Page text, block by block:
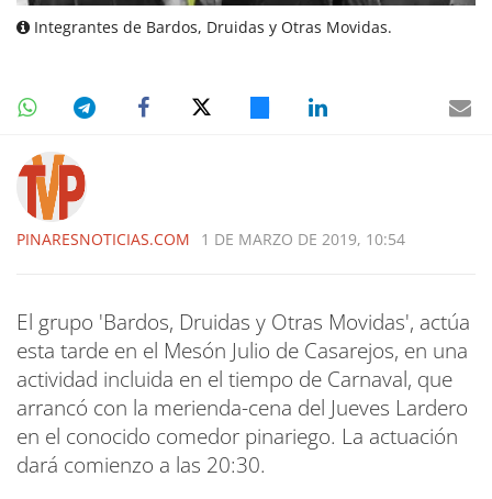
Integrantes de Bardos, Druidas y Otras Movidas.
PINARESNOTICIAS.COM 1 DE MARZO DE 2019, 10:54
El grupo 'Bardos, Druidas y Otras Movidas', actúa
esta tarde en el Mesón Julio de Casarejos, en una
actividad incluida en el tiempo de Carnaval, que
arrancó con la merienda-cena del Jueves Lardero
en el conocido comedor pinariego. La actuación
dará comienzo a las 20:30.